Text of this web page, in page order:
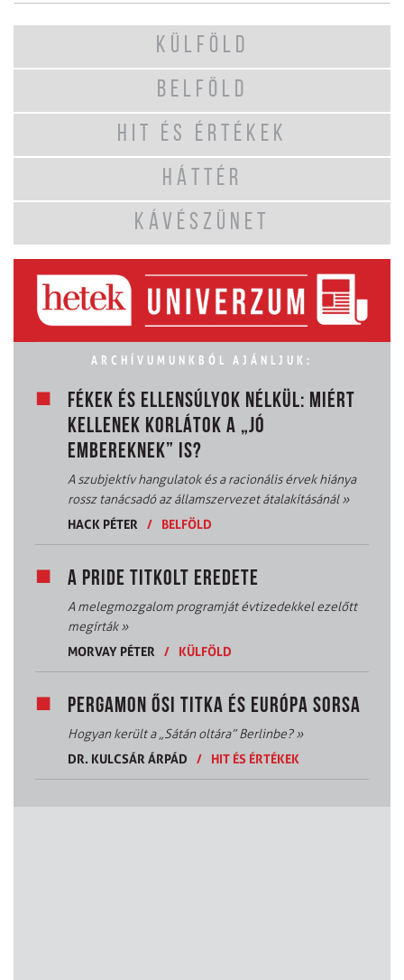
KÜLFÖLD
BELFÖLD
HIT ÉS ÉRTÉKEK
HÁTTÉR
KÁVÉSZÜNET
ARCHÍVUMUNKBÓL AJÁNLJUK:
FÉKEK ÉS ELLENSÚLYOK NÉLKÜL: MIÉRT
KELLENEK KORLÁTOK A „JÓ
EMBEREKNEK” IS?
A szubjektív hangulatok és a racionális érvek hiánya
rossz tanácsadó az államszervezet átalakításánál»
HACK PÉTER
/ BELFÖLD
A PRIDE TITKOLT EREDETE
A melegmozgalom programját évtizedekkel ezelőtt
megírták»
MORVAY PÉTER
/ KÜLFÖLD
PERGAMON ŐSI TITKA ÉS EURÓPA SORSA
Hogyan került a „Sátán oltára” Berlinbe?»
DR. KULCSÁR ÁRPÁD
/ HIT ÉS ÉRTÉKEK